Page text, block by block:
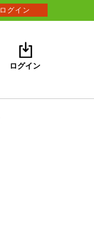
ログイン
ログイン